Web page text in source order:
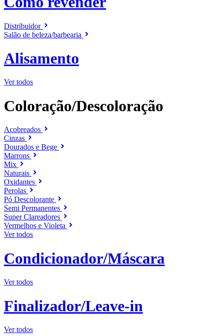
Distribuidor
Salão de beleza/barbearia
Alisamento
Ver todos
Coloração/Descoloração
Acobreados
Cinzas
Dourados e Bege
Marrons
Mix
Naturais
Oxidantes
Perolas
Pó Descolorante
Semi Permanentes
Super Clareadores
Vermelhos e Violeta
Ver todos
Condicionador/Máscara
Ver todos
Finalizador/Leave-in
Ver todos